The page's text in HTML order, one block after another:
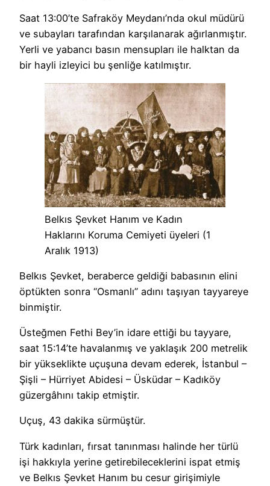
Saat 13:00’te Safraköy Meydanı’nda okul müdürü
ve subayları tarafından karşılanarak ağırlanmıştır.
Yerli ve yabancı basın mensupları ile halktan da
bir hayli izleyici bu şenliğe katılmıştır.
Belkıs Şevket Hanım ve Kadın
Haklarını Koruma Cemiyeti üyeleri (1
Aralık 1913)
Belkıs Şevket, beraberce geldiği babasının elini
öptükten sonra “Osmanlı” adını taşıyan tayyareye
binmiştir.
Üsteğmen Fethi Bey’in idare ettiği bu tayyare,
saat 15:14’te havalanmış ve yaklaşık 200 metrelik
bir yükseklikte uçuşuna devam ederek, İstanbul –
Şişli – Hürriyet Abidesi – Üsküdar – Kadıköy
güzergâhını takip etmiştir.
Uçuş, 43 dakika sürmüştür.
Türk kadınları, fırsat tanınması halinde her türlü
işi hakkıyla yerine getirebileceklerini ispat etmiş
ve Belkıs Şevket Hanım bu cesur girişimiyle